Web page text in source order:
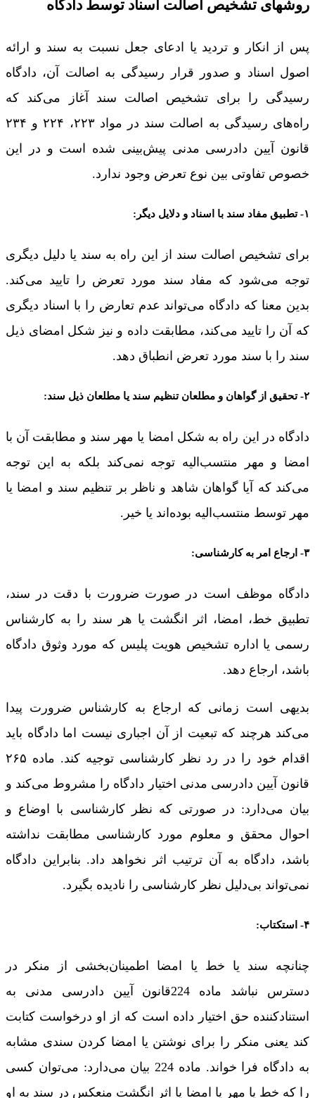
روشهای تشخیص اصالت اسناد توسط دادگاه
پس از انکار و تردید یا ادعای جعل نسبت به سند و ارائه
اصول اسناد و صدور قرار رسیدگی به اصالت آن، دادگاه
رسیدگی را برای تشخیص اصالت سند آغاز می‌کند که
راه‌های رسیدگی به اصالت سند در مواد ۲۲۳، ۲۲۴ و ۲۳۴
قانون آیین دادرسی مدنی پیش‌بینی شده است و در این
خصوص تفاوتی بین نوع تعرض وجود ندارد.
۱- تطبیق مفاد سند با اسناد و دلایل دیگر:
برای تشخیص اصالت سند از این راه به سند یا دلیل دیگری
توجه می‌شود که مفاد سند مورد تعرض را تایید می‌کند.
بدین معنا که دادگاه می‌تواند عدم تعارض را با اسناد دیگری
که آن را تایید می‌کند، مطابقت داده و نیز شکل امضای ذیل
سند را با سند مورد تعرض انطباق دهد.
۲- تحقیق از گواهان و مطلعان تنظیم سند یا مطلعان ذیل سند:
دادگاه در این راه به شکل امضا یا مهر سند و مطابقت آن با
امضا و مهر منتسب‌الیه توجه نمی‌کند بلکه به این توجه
می‌کند که آیا گواهان شاهد و ناظر بر تنظیم سند و امضا یا
مهر توسط منتسب‌الیه بوده‌اند یا خیر.
۳- ارجاع امر به کار‌شناسی:
دادگاه موظف است در صورت ضرورت با دقت در سند،
تطبیق خط، امضا، اثر انگشت یا هر سند را به کار‌شناس
رسمی یا اداره تشخیص هویت پلیس که مورد وثوق دادگاه
باشد، ارجاع دهد.
بدیهی است زمانی که ارجاع به کار‌شناس ضرورت پیدا
می‌کند هرچند که تبعیت از آن اجباری نیست اما دادگاه باید
اقدام خود را در رد نظر کار‌شناسی توجیه کند. ماده ۲۶۵
قانون آیین دادرسی مدنی اختیار دادگاه را مشروط می‌کند و
بیان می‌دارد: در صورتی که نظر کار‌شناسی با اوضاع و
احوال محقق و معلوم مورد کار‌شناسی مطابقت نداشته
باشد، دادگاه به آن ترتیب اثر نخواهد داد. بنابراین دادگاه
نمی‌تواند بی‌دلیل نظر کار‌شناسی را نادیده بگیرد.
۴- استکتاب:
چنانچه سند یا خط یا امضا اطمینان‌بخشی از منکر در
دسترس نباشد ماده 224قانون آیین دادرسی مدنی به
استنادکننده حق اختیار داده است که از او درخواست کتابت
کند یعنی منکر را برای نوشتن یا امضا کردن سندی مشابه
به دادگاه فرا خواند. ماده 224 بیان می‌دارد: می‌توان کسی
را که خط یا مهر یا امضا یا اثر انگشت منعکس در سند به او